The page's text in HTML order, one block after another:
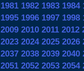
1981 1982 1983 1984
1995 1996 1997 1998
2009 2010 2011 2012
2023 2024 2025 2026
2037 2038 2039 2040
2051 2052 2053 2054